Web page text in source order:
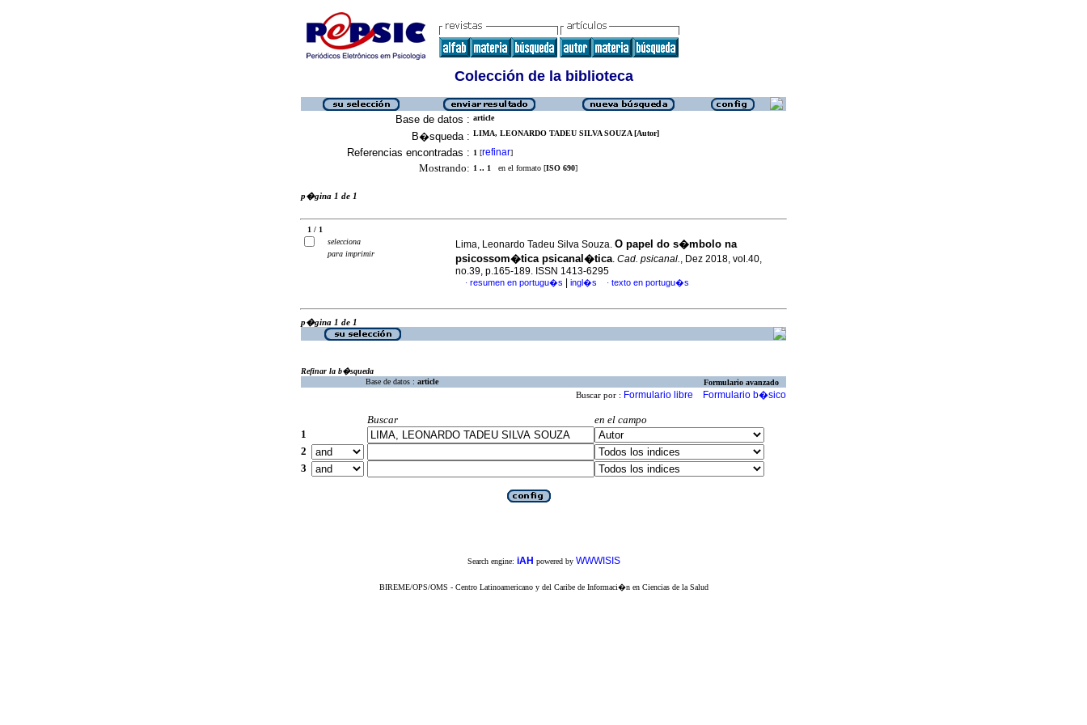
Colección de la biblioteca
Base de datos : article
B�squeda : LIMA, LEONARDO TADEU SILVA SOUZA [Autor]
Referencias encontradas : 1 [refinar]
Mostrando: 1 .. 1 en el formato [ISO 690]
p�gina 1 de 1
1 / 1
selecciona
para imprimir
Lima, Leonardo Tadeu Silva Souza. O papel do s�mbolo na
psicossom�tica psicanal�tica. Cad. psicanal., Dez 2018, vol.40,
no.39, p.165-189. ISSN 1413-6295
· resumen en portugu�s ingl�s · texto en portugu�s
p�gina 1 de 1
Refinar la b�squeda
Base de datos : article Formulario avanzado
Buscar por : Formulario libre Formulario b�sico
Buscar
en el campo
1
2
3
Search engine: iAH powered by WWWISIS
BIREME/OPS/OMS - Centro Latinoamericano y del Caribe de Informaci�n en Ciencias de la Salud